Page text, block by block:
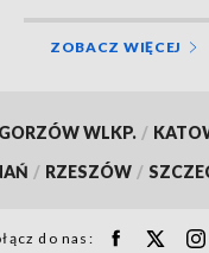
ZOBACZ WIĘCEJ
GORZÓW WLKP. /
/ RZESZÓW /
do nas: